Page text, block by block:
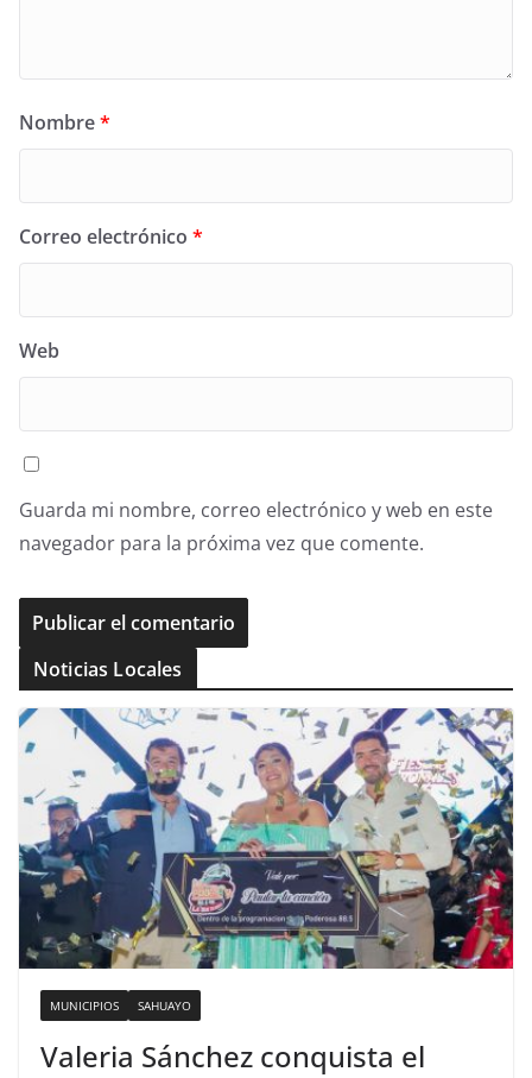
Nombre*
Correo electrónico *
Web
Guarda mi nombre, correo electrónico y web en este
navegador para la próxima vez que comente.
Noticias Locales
MUNICIPIOS SAHUAYO
Valeria Sánchez conquista el